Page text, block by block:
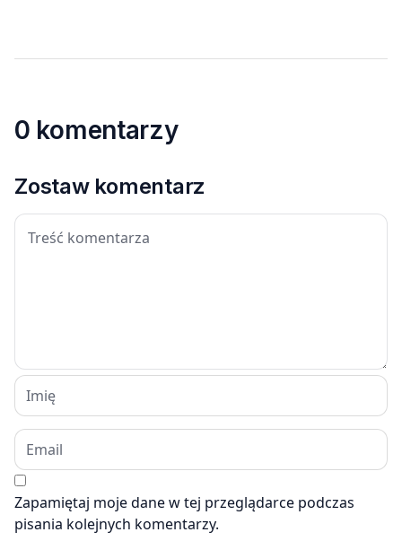
0 komentarzy
Zostaw komentarz
Zapamiętaj moje dane w tej przeglądarce podczas
pisania kolejnych komentarzy.